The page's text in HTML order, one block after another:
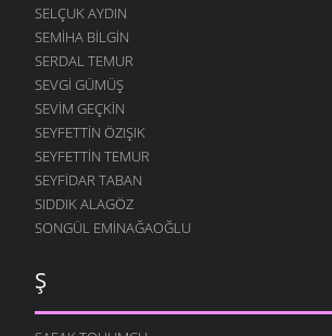
SELÇUK AYDIN
SEMIHA BILGIN
SERDAL TEMUR
SEVGI GÜMÜŞ
SEVIM GEÇKIN
SEYFETTIN ÖZIŞIK
SEYFETTIN TEMUR
SEYFIDAR TABAN
SIDDIK ALAGÖZ
SONGÜL EMINAĞAOĞLU
Ş